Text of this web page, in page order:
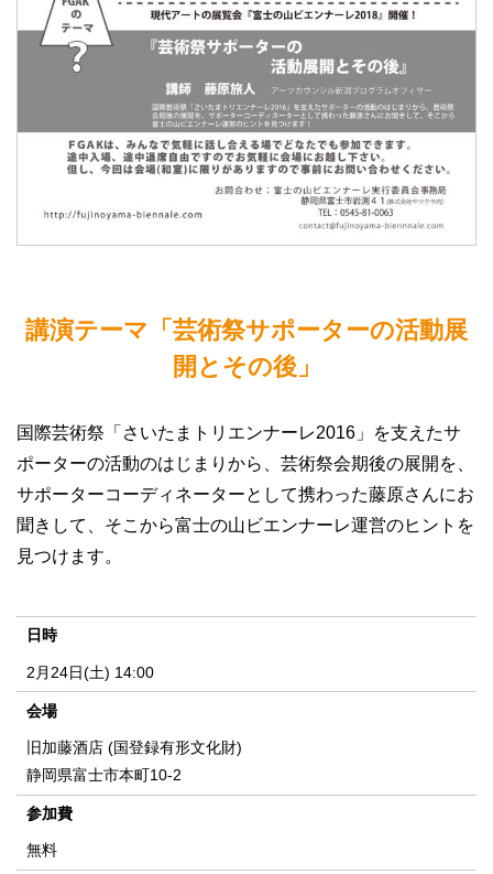
講演テーマ「芸術祭サポーターの活動展
開とその後」
国際芸術祭「さいたまトリエンナーレ2016」を支えたサ
ポーターの活動のはじまりから、芸術祭会期後の展開を、
サポーターコーディネーターとして携わった藤原さんにお
聞きして、そこから富士の山ビエンナーレ運営のヒントを
見つけます。
日時
2月24日(土) 14:00
会場
旧加藤酒店 (国登録有形文化財)
静岡県富士市本町10-2
参加費
無料